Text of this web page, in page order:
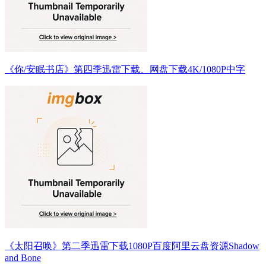
《你/安眠书店》第四季迅雷下载、网盘下载4K/1080P中字
《太阳召唤》第二季迅雷下载1080P百度阿里云盘资源Shadow
and Bone